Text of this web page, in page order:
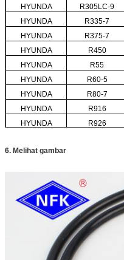
HYUNDA
R305LC-9
HYUNDA
R335-7
HYUNDA
R375-7
HYUNDA
R450
HYUNDA
R55
HYUNDA
R60-5
HYUNDA
R80-7
HYUNDA
R916
HYUNDA
R926
6. Melihat gambar